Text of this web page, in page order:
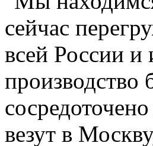
сейчас
всей России
производство
везут в